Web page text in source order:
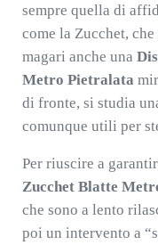
sempre quella di
come la Zucchet,
magari anche una
Metro Pietralata
di fronte, si studia
comunque utili per
Per riuscire a
Zucchet Blatte
che sono a lento
poi un intervento a